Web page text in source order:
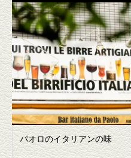
パオロのイタリアンの味